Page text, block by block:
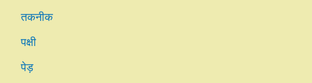
तकनीक
पक्षी
पेड़